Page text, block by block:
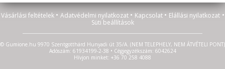
Vásárlási feltételek • Adatvédelmi nyilatkozat • Kapcsolat • Elállási nyilatkozat •
Süti beállítások
© Gumione.hu 9970 Szentgotthárd Hunyadi út 35/A. (NEM TELEPHELY, NEM ÁTVÉTELI PONT)
Adószám: 61934199-2-38 • Cégjegyzékszám: 6042624
Hívjon minket: +36 70 258 4088